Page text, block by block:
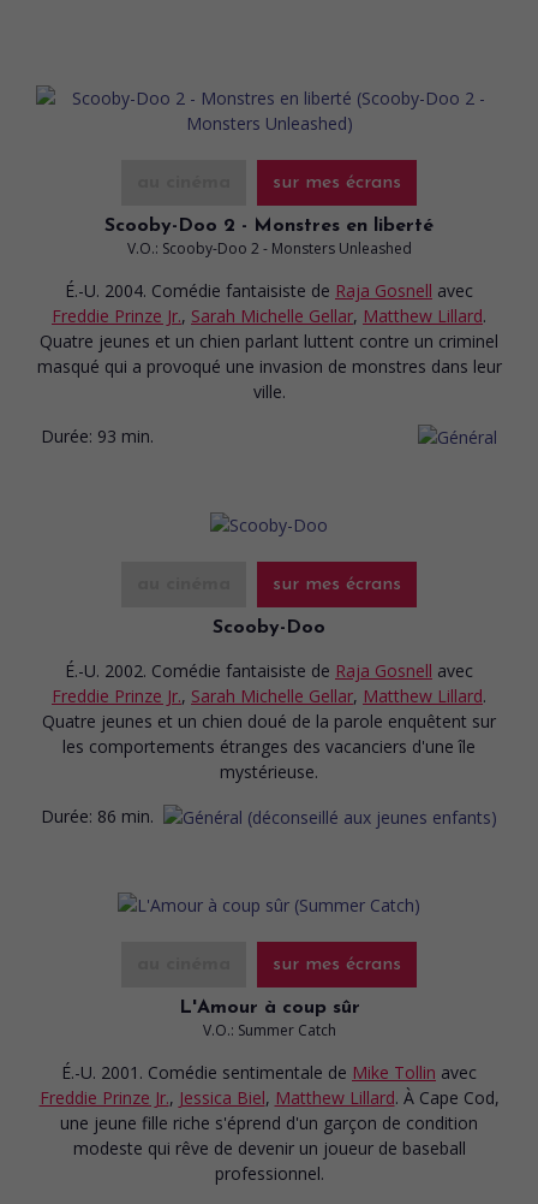
sur mes écrans
Scooby-Doo 2 - Monstres en liberté
V.O.: Scooby-Doo 2 - Monsters Unleashed
É.-U. 2004. Comédie fantaisiste de Raja Gosnell avec
Freddie Prinze Jr., Sarah Michelle Gellar, Matthew Lillard.
Quatre jeunes et un chien parlant luttent contre un criminel
masqué qui a provoqué une invasion de monstres dans leur
ville.
Durée: 93 min.
sur mes écrans
Scooby-Doo
É.-U. 2002. Comédie fantaisiste de Raja Gosnell avec
Freddie Prinze Jr., Sarah Michelle Gellar, Matthew Lillard.
Quatre jeunes et un chien doué de la parole enquêtent sur
les comportements étranges des vacanciers d'une île
mystérieuse.
Durée: 86 min.
sur mes écrans
L'Amour à coup sûr
V.O.: Summer Catch
É.-U. 2001. Comédie sentimentale de Mike Tollin avec
Freddie Prinze Jr., Jessica Biel, Matthew Lillard. À Cape Cod,
une jeune fille riche s'éprend d'un garçon de condition
modeste qui rêve de devenir un joueur de baseball
professionnel.